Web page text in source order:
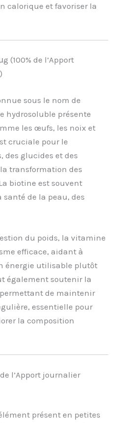
calorique et favoriser la
(100% de l’Apport
sous le nom de
hydrosoluble présente
les œufs, les noix et
cruciale pour le
des glucides et des
transformation des
biotine est souvent
de la peau, des
du poids, la vitamine
efficace, aidant à
énergie utilisable plutôt
également soutenir la
de maintenir
essentielle pour
la composition
l’Apport journalier
présent en petites